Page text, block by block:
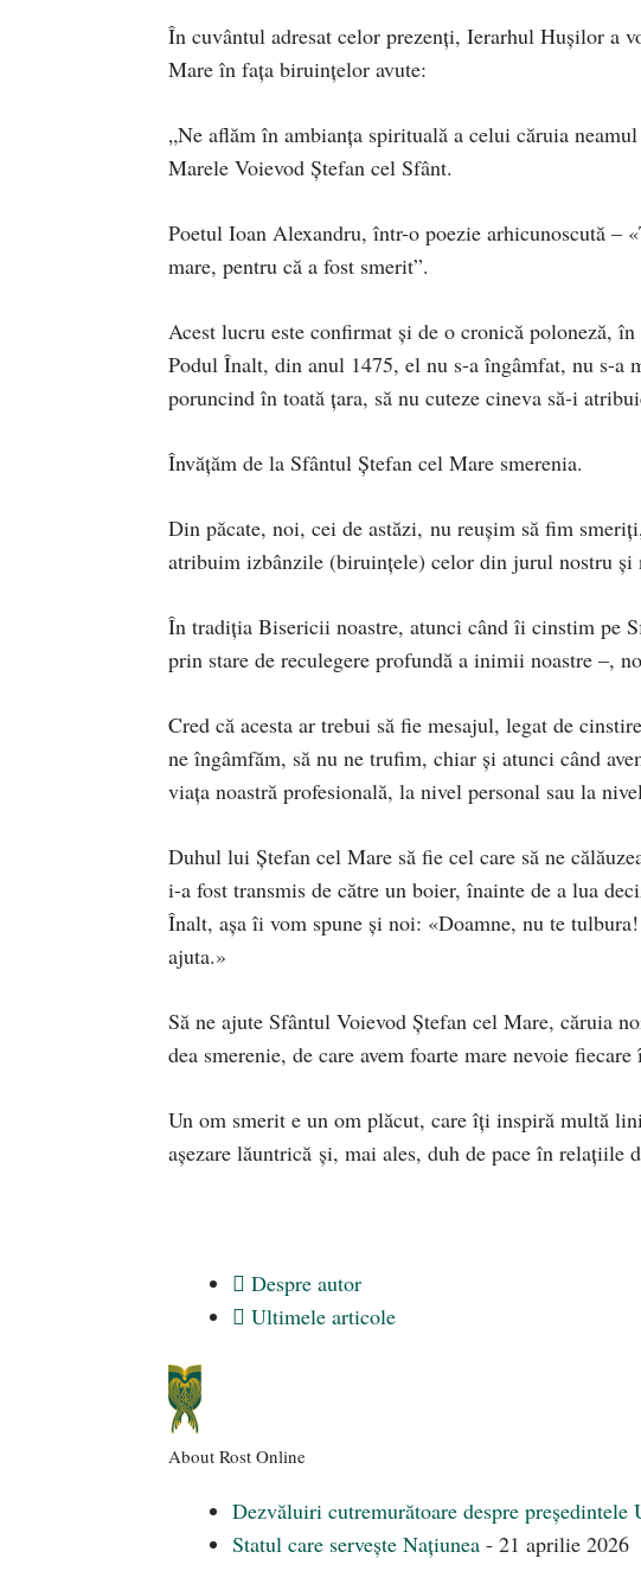
În cuvântul adresat celor prezenți, Ierarhul Hușilor a
Mare în fața biruințelor avute:
„Ne aflăm în ambianța spirituală a celui căruia
Marele Voievod Ștefan cel Sfânt.
Poetul Ioan Alexandru, într-o poezie arhicunoscută –
mare, pentru că a fost smerit”.
Acest lucru este confirmat și de o cronică poloneză,
Podul Înalt, din anul 1475, el nu s-a îngâmfat, nu s-a
poruncind în toată țara, să nu cuteze cineva să-i
Învățăm de la Sfântul Ștefan cel Mare smerenia.
Din păcate, noi, cei de astăzi, nu reușim să fim
atribuim izbânzile (biruințele) celor din jurul nostru și
În tradiția Bisericii noastre, atunci când îi cinstim pe
prin stare de reculegere profundă a inimii noastre –,
Cred că acesta ar trebui să fie mesajul, legat de
ne îngâmfăm, să nu ne trufim, chiar și atunci când
viața noastră profesională, la nivel personal sau la
Duhul lui Ștefan cel Mare să fie cel care să ne
i-a fost transmis de către un boier, înainte de a lua
Înalt, așa îi vom spune și noi: «Doamne, nu te
ajuta.»
Să ne ajute Sfântul Voievod Ștefan cel Mare, căruia
dea smerenie, de care avem foarte mare nevoie fiecare
Un om smerit e un om plăcut, care îți inspiră multă
așezare lăuntrică și, mai ales, duh de pace în relațiile
Despre autor
Ultimele articole
About Rost Online
Dezvăluiri cutremurătoare despre
Statul care servește Națiunea - 21 aprilie 2026